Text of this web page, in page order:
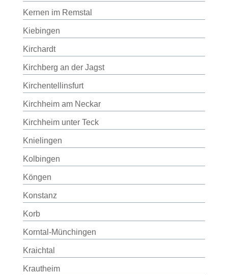
Kernen im Remstal
Kiebingen
Kirchardt
Kirchberg an der Jagst
Kirchentellinsfurt
Kirchheim am Neckar
Kirchheim unter Teck
Knielingen
Kolbingen
Köngen
Konstanz
Korb
Korntal-Münchingen
Kraichtal
Krautheim